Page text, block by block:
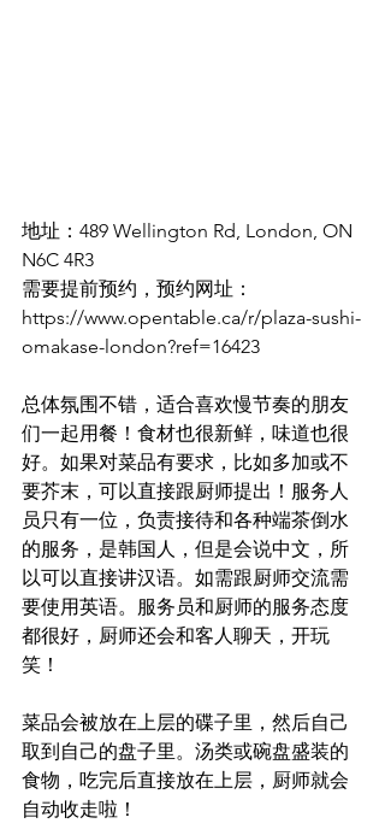
地址：489 Wellington Rd, London, ON
N6C 4R3
️需要提前预约，预约网址：
https://www.opentable.ca/r/plaza-sushi-
omakase-london?ref=16423
总体氛围不错，适合喜欢慢节奏的朋友
们一起用餐！食材也很新鲜，味道也很
好。如果对菜品有要求，比如多加或不
要芥末，可以直接跟厨师提出！服务人
员只有一位，负责接待和各种端茶倒水
的服务，是韩国人，但是会说中文，所
以可以直接讲汉语。如需跟厨师交流需
要使用英语。服务员和厨师的服务态度
都很好，厨师还会和客人聊天，开玩
笑！
菜品会被放在上层的碟子里，然后自己
取到自己的盘子里。汤类或碗盘盛装的
食物，吃完后直接放在上层，厨师就会
自动收走啦！